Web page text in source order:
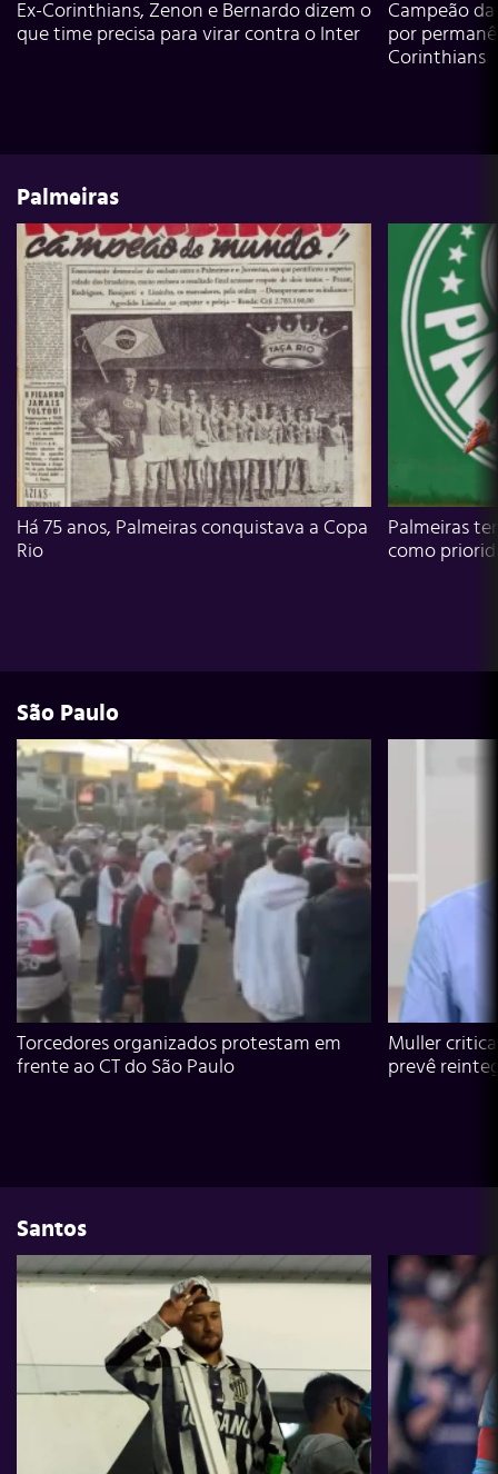
Ex-Corinthians, Zenon e Bernardo dizem o
que time precisa para virar contra o Inter
Campeão
por
Corinthians
Palmeiras
Há 75 anos, Palmeiras conquistava a Copa
Rio
Palmeiras
como
São Paulo
Torcedores organizados protestam em
frente ao CT do São Paulo
Muller
prevê
Santos